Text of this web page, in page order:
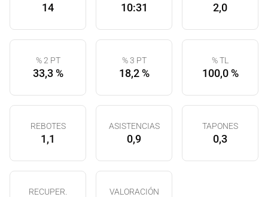
14 10:31 2,0
% 2 PT
33,3 %
% 3 PT
18,2 %
% TL
100,0 %
REBOTES
1,1
ASISTENCIAS
0,9
TAPONES
0,3
RECUPER. VALORACIÓN